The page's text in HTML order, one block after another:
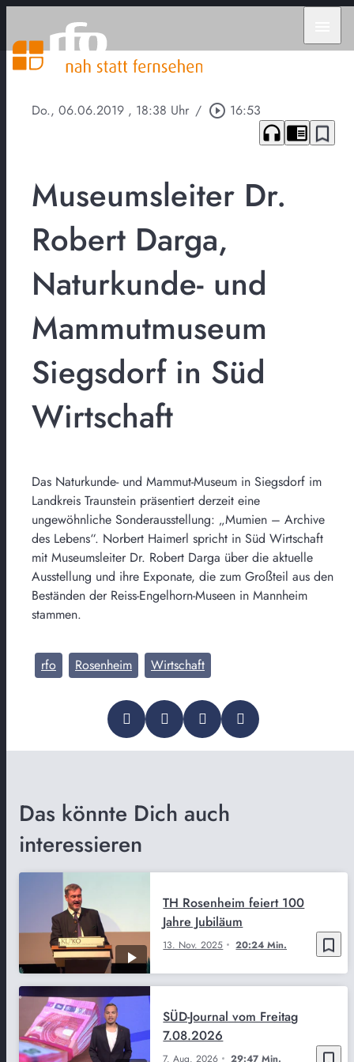
Do., 06.06.2019 , 18:38 Uhr / play_circle_outline 16:53
headphones chrome_reader_mode bookmark_border
Museumsleiter Dr.
Robert Darga,
Naturkunde- und
Mammutmuseum
Siegsdorf in Süd
Wirtschaft
Das Naturkunde- und Mammut-Museum in Siegsdorf im
Landkreis Traunstein präsentiert derzeit eine
ungewöhnliche Sonderausstellung: „Mumien – Archive
des Lebens“. Norbert Haimerl spricht in Süd Wirtschaft
mit Museumsleiter Dr. Robert Darga über die aktuelle
Ausstellung und ihre Exponate, die zum Großteil aus den
Beständen der Reiss-Engelhorn-Museen in Mannheim
stammen.
rfo Rosenheim Wirtschaft
Das könnte Dich auch
interessieren
bookmark_border
13. Nov. 2025 20:24 Min.
TH Rosenheim feiert 100
Jahre Jubiläum
7. Aug. 2026 29:47 Min.
SÜD-Journal vom Freitag
7.08.2026